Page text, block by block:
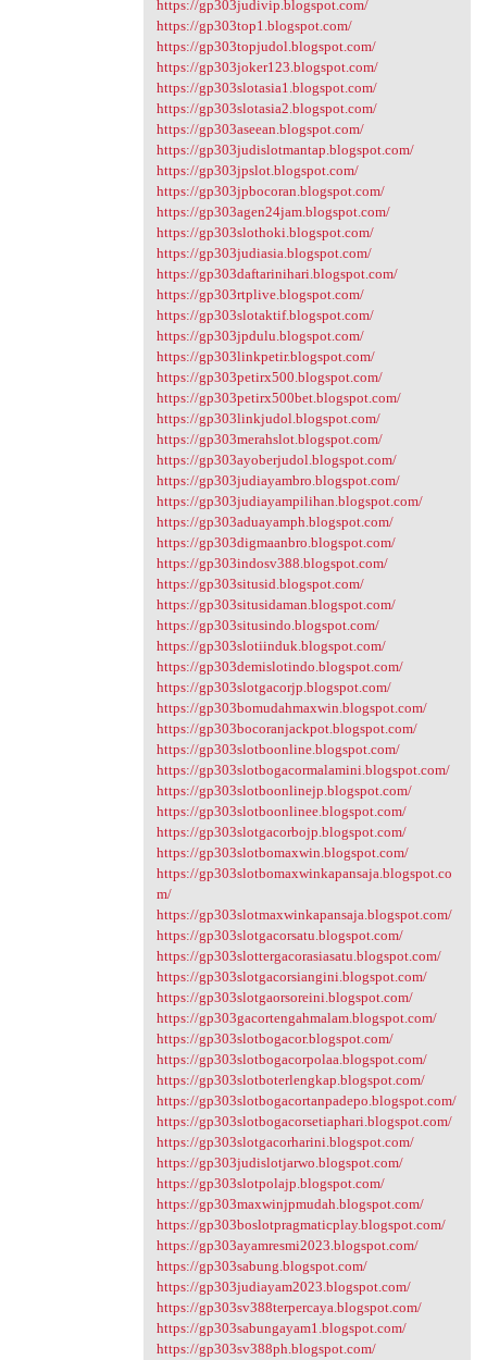
https://gp303judivip.blogspot.com/
https://gp303top1.blogspot.com/
https://gp303topjudol.blogspot.com/
https://gp303joker123.blogspot.com/
https://gp303slotasia1.blogspot.com/
https://gp303slotasia2.blogspot.com/
https://gp303aseean.blogspot.com/
https://gp303judislotmantap.blogspot.com/
https://gp303jpslot.blogspot.com/
https://gp303jpbocoran.blogspot.com/
https://gp303agen24jam.blogspot.com/
https://gp303slothoki.blogspot.com/
https://gp303judiasia.blogspot.com/
https://gp303daftarinihari.blogspot.com/
https://gp303rtplive.blogspot.com/
https://gp303slotaktif.blogspot.com/
https://gp303jpdulu.blogspot.com/
https://gp303linkpetir.blogspot.com/
https://gp303petirx500.blogspot.com/
https://gp303petirx500bet.blogspot.com/
https://gp303linkjudol.blogspot.com/
https://gp303merahslot.blogspot.com/
https://gp303ayoberjudol.blogspot.com/
https://gp303judiayambro.blogspot.com/
https://gp303judiayampilihan.blogspot.com/
https://gp303aduayamph.blogspot.com/
https://gp303digmaanbro.blogspot.com/
https://gp303indosv388.blogspot.com/
https://gp303situsid.blogspot.com/
https://gp303situsidaman.blogspot.com/
https://gp303situsindo.blogspot.com/
https://gp303slotiinduk.blogspot.com/
https://gp303demislotindo.blogspot.com/
https://gp303slotgacorjp.blogspot.com/
https://gp303bomudahmaxwin.blogspot.com/
https://gp303bocoranjackpot.blogspot.com/
https://gp303slotboonline.blogspot.com/
https://gp303slotbogacormalamini.blogspot.com/
https://gp303slotboonlinejp.blogspot.com/
https://gp303slotboonlinee.blogspot.com/
https://gp303slotgacorbojp.blogspot.com/
https://gp303slotbomaxwin.blogspot.com/
https://gp303slotbomaxwinkapansaja.blogspot.co
m/
https://gp303slotmaxwinkapansaja.blogspot.com/
https://gp303slotgacorsatu.blogspot.com/
https://gp303slottergacorasiasatu.blogspot.com/
https://gp303slotgacorsiangini.blogspot.com/
https://gp303slotgaorsoreini.blogspot.com/
https://gp303gacortengahmalam.blogspot.com/
https://gp303slotbogacor.blogspot.com/
https://gp303slotbogacorpolaa.blogspot.com/
https://gp303slotboterlengkap.blogspot.com/
https://gp303slotbogacortanpadepo.blogspot.com/
https://gp303slotbogacorsetiaphari.blogspot.com/
https://gp303slotgacorharini.blogspot.com/
https://gp303judislotjarwo.blogspot.com/
https://gp303slotpolajp.blogspot.com/
https://gp303maxwinjpmudah.blogspot.com/
https://gp303boslotpragmaticplay.blogspot.com/
https://gp303ayamresmi2023.blogspot.com/
https://gp303sabung.blogspot.com/
https://gp303judiayam2023.blogspot.com/
https://gp303sv388terpercaya.blogspot.com/
https://gp303sabungayam1.blogspot.com/
https://gp303sv388ph.blogspot.com/